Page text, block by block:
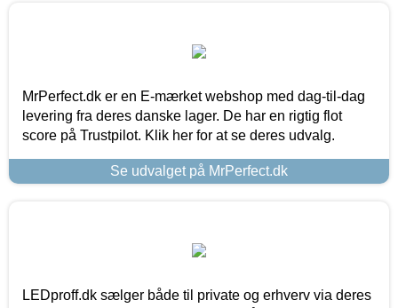
MrPerfect.dk er en E-mærket webshop med dag-til-dag
levering fra deres danske lager. De har en rigtig flot
score på Trustpilot. Klik her for at se deres udvalg.
Se udvalget på MrPerfect.dk
LEDproff.dk sælger både til private og erhverv via deres